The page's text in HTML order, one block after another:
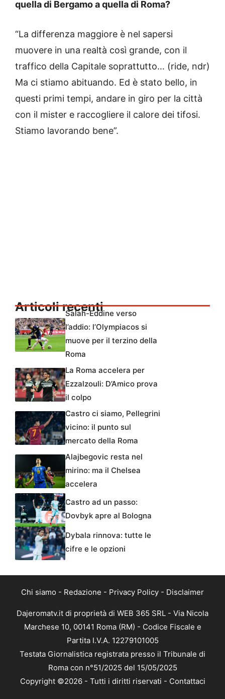
quella di Bergamo a quella di Roma?
“La differenza maggiore è nel sapersi
muovere in una realtà così grande, con il
traffico della Capitale soprattutto… (ride, ndr)
Ma ci stiamo abituando. Ed è stato bello, in
questi primi tempi, andare in giro per la città
con il mister e raccogliere il calore dei tifosi.
Stiamo lavorando bene”.
Articoli recenti
Salah-Eddine verso
l’addio: l’Olympiacos si
muove per il terzino della
Roma
La Roma accelera per
Ezzalzouli: D’Amico prova
il colpo
Castro ci siamo, Pellegrini
vicino: il punto sul
mercato della Roma
Alajbegovic resta nel
mirino: ma il Chelsea
accelera
Castro ad un passo:
Dovbyk apre al Bologna
Dybala rinnova: tutte le
cifre e le opzioni
Chi siamo - Redazione - Privacy Policy - Disclaimer
Dajeromatv.it di proprietà di WEB 365 SRL - Via Nicola
Marchese 10, 00141 Roma (RM) - Codice Fiscale e
Partita I.V.A. 12279101005
Testata Giornalistica registrata presso il Tribunale di
Roma con n°51/2025 del 15/05/2025
Copyright ©2026 - Tutti i diritti riservati - Contattaci